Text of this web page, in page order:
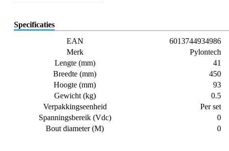
Specificaties
EAN
6013744934986
Merk
Pylontech
Lengte (mm)
41
Breedte (mm)
450
Hoogte (mm)
93
Gewicht (kg)
0.5
Verpakkingseenheid
Per set
Spanningsbereik (Vdc)
0
Bout diameter (M)
0